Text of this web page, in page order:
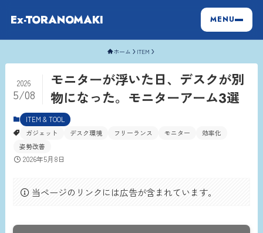
Ex-TORANOMAKI MENU
ホーム ITEM
モニターが浮いた日、デスクが別
物になった。モニターアーム3選
2026
5/08
ITEM & TOOL
ガジェット
デスク環境 フリーランス モニター
効率化
姿勢改善
2026年5月8日
当ページのリンクには広告が含まれています。